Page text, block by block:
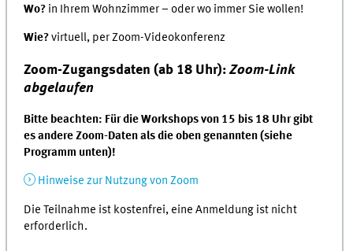
Wo? in Ihrem Wohnzimmer – oder wo immer Sie wollen!
Wie?virtuell, per Zoom-Videokonferenz
Zoom-Zugangsdaten (ab 18 Uhr):Zoom-Link
abgelaufen
Bitte beachten: Für die Workshops von 15 bis 18 Uhr gibt
es andere Zoom-Daten als die oben genannten (siehe
Programm unten)!
Hinweise zur Nutzung von Zoom
Die Teilnahme ist kostenfrei, eine Anmeldung ist nicht
erforderlich.